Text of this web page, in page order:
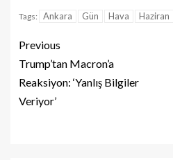
Tags: Ankara Gün Hava Haziran
Previous
Trump’tan Macron’a
Reaksiyon: ‘Yanlış Bilgiler
Veriyor’